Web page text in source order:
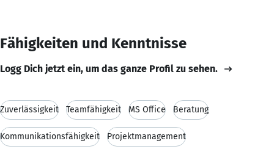
Fähigkeiten und Kenntnisse
Logg Dich jetzt ein, um das ganze Profil zu sehen.
Zuverlässigkeit Teamfähigkeit MS Office Beratung
Kommunikationsfähigkeit Projektmanagement